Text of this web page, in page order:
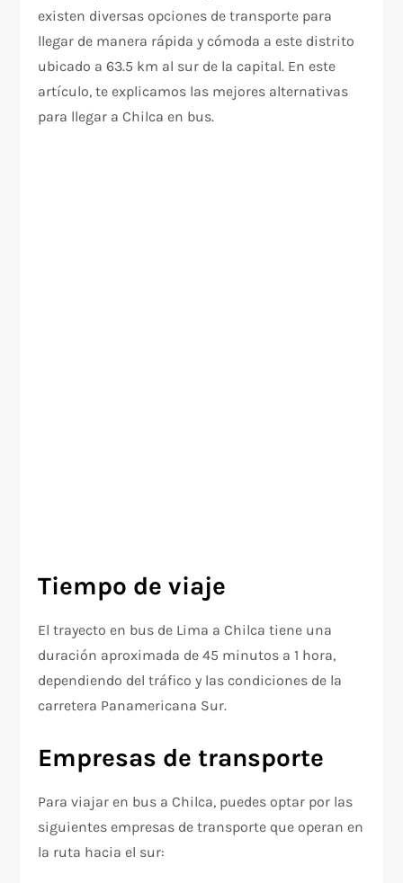
existen diversas opciones de transporte para
llegar de manera rápida y cómoda a este distrito
ubicado a 63.5 km al sur de la capital. En este
artículo, te explicamos las mejores alternativas
para llegar a Chilca en bus.
Tiempo de viaje
El trayecto en bus de Lima a Chilca tiene una
duración aproximada de 45 minutos a 1 hora,
dependiendo del tráfico y las condiciones de la
carretera Panamericana Sur.
Empresas de transporte
Para viajar en bus a Chilca, puedes optar por las
siguientes empresas de transporte que operan en
la ruta hacia el sur: